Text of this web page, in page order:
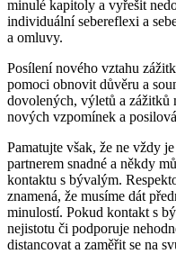
minulé kapitoly a vyřešit
individuální sebereflexi a
a omluvy.
Posílení nového vztahu
pomoci obnovit důvěru a
dovolených, výletů a zážitků
nových vzpomínek a
Pamatujte však, že ne vždy
partnerem snadné a někdy
kontaktu s bývalým.
znamená, že musíme dát
minulostí. Pokud kontakt s
nejistotu či podporuje
distancovat a zaměřit se na